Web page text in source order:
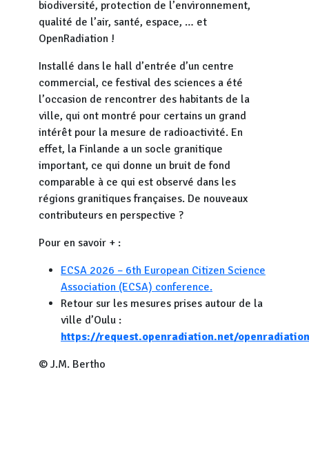
biodiversité, protection de l’environnement,
qualité de l’air, santé, espace, … et
OpenRadiation !
Installé dans le hall d’entrée d’un centre
commercial, ce festival des sciences a été
l’occasion de rencontrer des habitants de la
ville, qui ont montré pour certains un grand
intérêt pour la mesure de radioactivité. En
effet, la Finlande a un socle granitique
important, ce qui donne un bruit de fond
comparable à ce qui est observé dans les
régions granitiques françaises. De nouveaux
contributeurs en perspective ?
Pour en savoir + :
ECSA 2026 – 6th European Citizen Science
Association (ECSA) conference.
Retour sur les mesures prises autour de la
ville d’Oulu :
https://request.openradiation.net/
© J.M. Bertho